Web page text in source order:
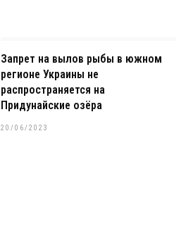
Запрет на вылов рыбы в южном
регионе Украины не
распространяется на
Придунайские озёра
20/06/2023